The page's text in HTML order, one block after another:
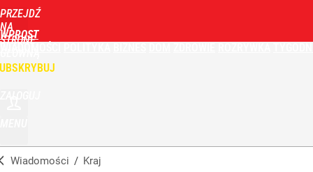
PRZEJDŹ
NA
STRONĘ
WPROST
Wiadomości / Kraj